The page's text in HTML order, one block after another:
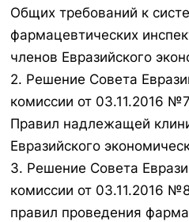
Общих требований к
фармацевтических
членов Евразийского
2. Решение Совета
комиссии от 03.11.2016
Правил надлежащей
Евразийского
3. Решение Совета
комиссии от 03.11.2016
правил проведения